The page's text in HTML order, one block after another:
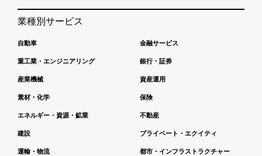
業種別サービス
自動車
重工業・エンジニアリング
産業機械
素材・化学
エネルギー・資源・鉱業
建設
運輸・物流
金融サービス
銀行・証券
資産運用
保険
不動産
プライベート・エクイティ
都市・インフラストラクチャー